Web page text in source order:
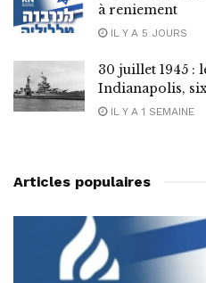
à reniement
IL Y A 5 JOURS
30 juillet 1945 :
Indianapolis,
IL Y A 1 SEMAINE
Articles populaires